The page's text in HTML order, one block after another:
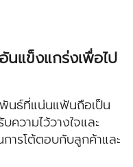
นแข็งแกร่งเพื่อไป
ที่แน่นแฟ้นถือเป็น
วามไว้วางใจและ
ารโต้ตอบกับลูกค้าและ